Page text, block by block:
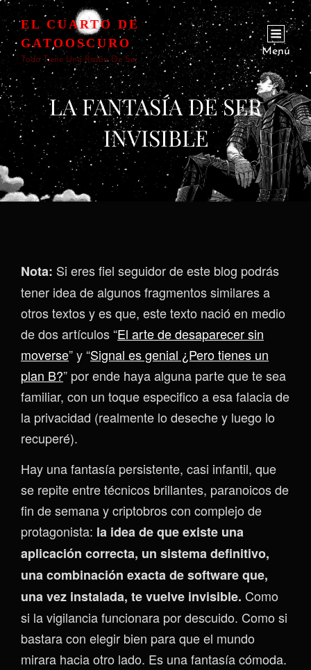
EL CUARTO DE
GATOOSCURO
Todo Tiene Una Razón De Ser
Menú
LA FANTASÍA DE SER
INVISIBLE
Nota: Si eres fiel seguidor de este blog podrás
tener idea de algunos fragmentos similares a
otros textos y es que, este texto nació en medio
de dos artículos “El arte de desaparecer sin
moverse” y “Signal es genial ¿Pero tienes un
plan B?” por ende haya alguna parte que te sea
familiar, con un toque especifico a esa falacia de
la privacidad (realmente lo deseche y luego lo
recuperé).
Hay una fantasía persistente, casi infantil, que
se repite entre técnicos brillantes, paranoicos de
fin de semana y criptobros con complejo de
protagonista: la idea de que existe una
aplicación correcta, un sistema definitivo,
una combinación exacta de software que,
una vez instalada, te vuelve invisible. Como
si la vigilancia funcionara por descuido. Como si
bastara con elegir bien para que el mundo
mirara hacia otro lado. Es una fantasía cómoda.